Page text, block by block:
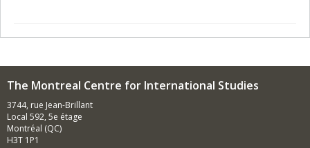
The Montreal Centre for International Studies
3744, rue Jean-Brillant
Local 592, 5e étage
Montréal (QC)
H3T 1P1